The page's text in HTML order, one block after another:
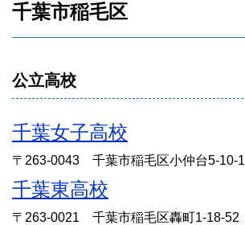
千葉市稲毛区
公立高校
千葉女子高校
〒263-0043 千葉市稲毛区小仲台5-10-1
千葉東高校
〒263-0021 千葉市稲毛区轟町1-18-52